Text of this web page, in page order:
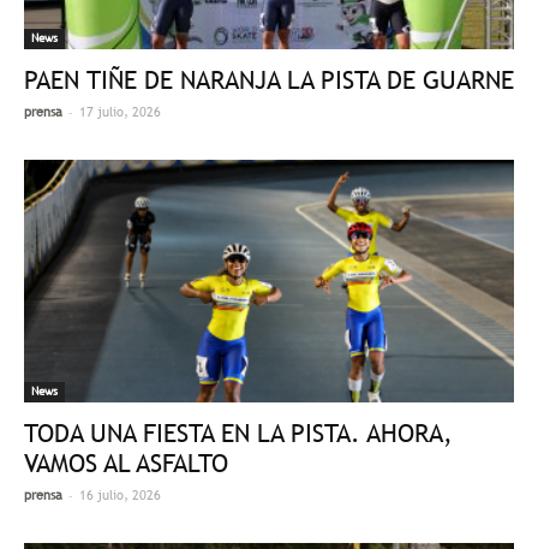
News
PAEN TIÑE DE NARANJA LA PISTA DE GUARNE
prensa - 17 julio, 2026
News
TODA UNA FIESTA EN LA PISTA. AHORA,
VAMOS AL ASFALTO
prensa - 16 julio, 2026